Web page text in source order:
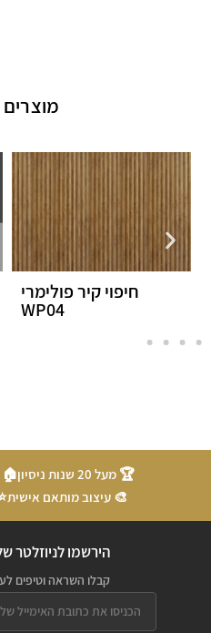
מוצרים
חיפוי קיר פולימרי
WP04
🏆 מעל 20 שנות ניסיון
🏠 1,000 מ"ר אולם תצוגה
🎨 עיצוב מותאם אישית
הירשמו לניוזלטר
קבלו השראה וטיפים